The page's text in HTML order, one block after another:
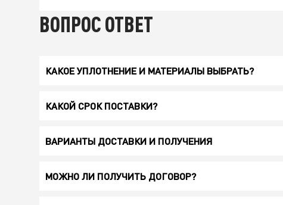
ВОПРОС ОТВЕТ
КАКОЕ УПЛОТНЕНИЕ И МАТЕРИАЛЫ ВЫБРАТЬ?
КАКОЙ СРОК ПОСТАВКИ?
ВАРИАНТЫ ДОСТАВКИ И ПОЛУЧЕНИЯ
МОЖНО ЛИ ПОЛУЧИТЬ ДОГОВОР?